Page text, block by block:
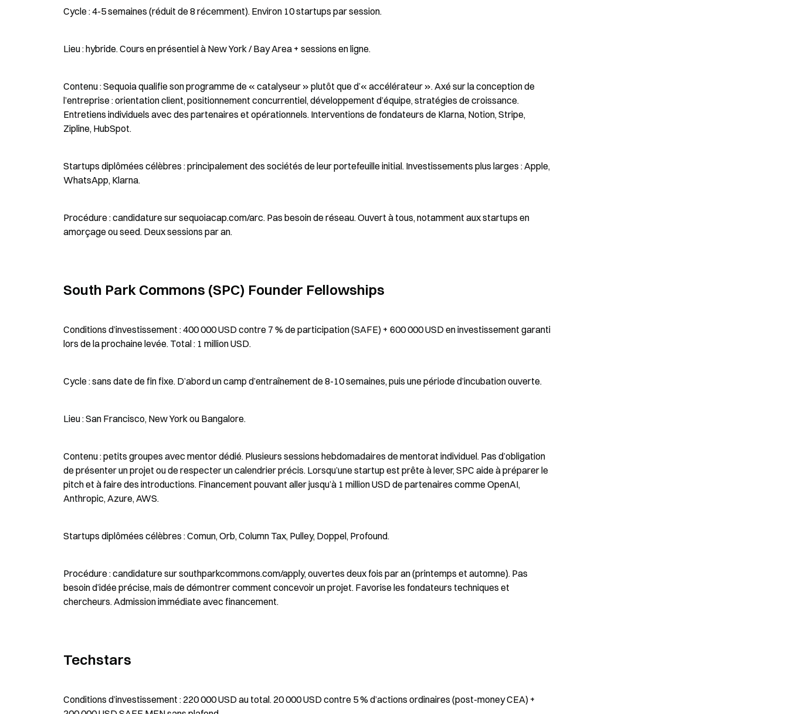
Cycle : 4-5 semaines (réduit de 8 récemment). Environ 10 startups par session.
Lieu : hybride. Cours en présentiel à New York / Bay Area + sessions en ligne.
Contenu : Sequoia qualifie son programme de « catalyseur » plutôt que d’« accélérateur ». Axé sur la conception de
l’entreprise : orientation client, positionnement concurrentiel, développement d’équipe, stratégies de croissance.
Entretiens individuels avec des partenaires et opérationnels. Interventions de fondateurs de Klarna, Notion, Stripe,
Zipline, HubSpot.
Startups diplômées célèbres : principalement des sociétés de leur portefeuille initial. Investissements plus larges : Apple,
WhatsApp, Klarna.
Procédure : candidature sur sequoiacap.com/arc. Pas besoin de réseau. Ouvert à tous, notamment aux startups en
amorçage ou seed. Deux sessions par an.
South Park Commons (SPC) Founder Fellowships
Conditions d’investissement : 400 000 USD contre 7 % de participation (SAFE) + 600 000 USD en investissement garanti
lors de la prochaine levée. Total : 1 million USD.
Cycle : sans date de fin fixe. D’abord un camp d’entraînement de 8-10 semaines, puis une période d’incubation ouverte.
Lieu : San Francisco, New York ou Bangalore.
Contenu : petits groupes avec mentor dédié. Plusieurs sessions hebdomadaires de mentorat individuel. Pas d’obligation
de présenter un projet ou de respecter un calendrier précis. Lorsqu’une startup est prête à lever, SPC aide à préparer le
pitch et à faire des introductions. Financement pouvant aller jusqu’à 1 million USD de partenaires comme OpenAI,
Anthropic, Azure, AWS.
Startups diplômées célèbres : Comun, Orb, Column Tax, Pulley, Doppel, Profound.
Procédure : candidature sur southparkcommons.com/apply, ouvertes deux fois par an (printemps et automne). Pas
besoin d’idée précise, mais de démontrer comment concevoir un projet. Favorise les fondateurs techniques et
chercheurs. Admission immédiate avec financement.
Techstars
Conditions d’investissement : 220 000 USD au total. 20 000 USD contre 5 % d’actions ordinaires (post-money CEA) +